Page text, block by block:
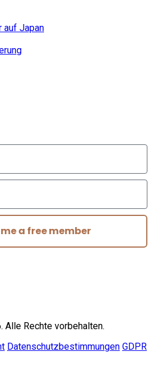
auf Japan
a free member
Rechte vorbehalten.
Datenschutzbestimmungen GDPR